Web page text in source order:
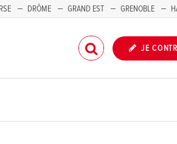
DRÔME GRAND EST GRENOBLE
JE